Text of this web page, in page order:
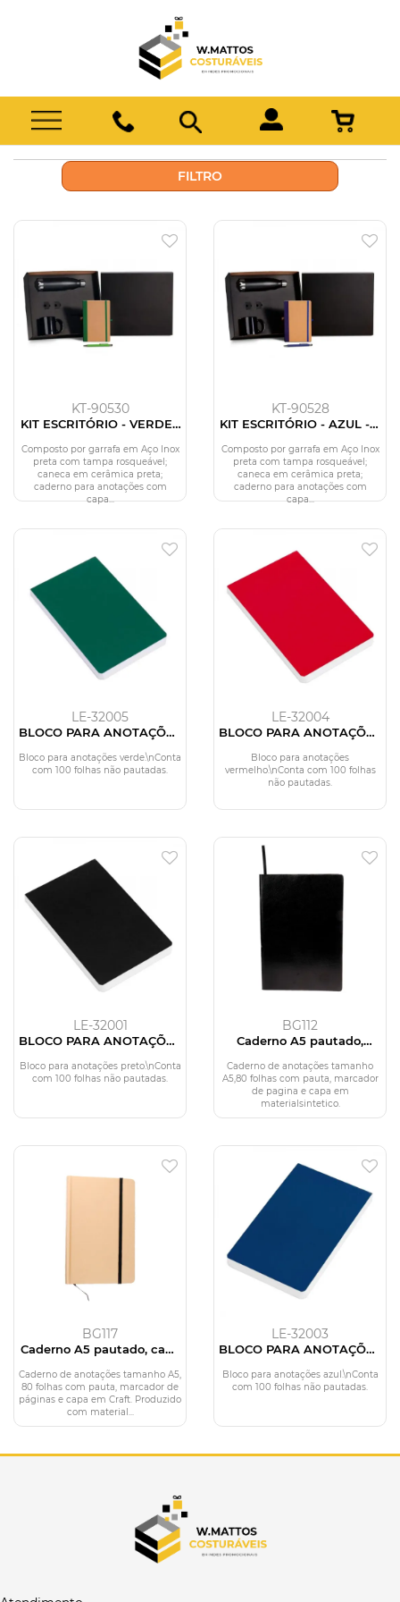
FILTRO
KT-90530
KIT ESCRITÓRIO - VERDE -
Composto por garrafa em Aço Inox
preta com tampa rosqueável;
caneca em cerâmica preta;
caderno para anotações com
capa...
KT-90528
KIT ESCRITÓRIO - AZUL - 4
Composto por garrafa em Aço Inox
preta com tampa rosqueável;
caneca em cerâmica preta;
caderno para anotações com
capa...
LE-32005
BLOCO PARA ANOTAÇÕES
SIMPLES - VERDE - 100
FLS
Bloco para anotações verde.\nConta
com 100 folhas não pautadas.
LE-32004
BLOCO PARA ANOTAÇÕES
SIMPLES - VERMELHO -
100 FLS
Bloco para anotações
vermelho.\nConta com 100 folhas
não pautadas.
LE-32001
BLOCO PARA ANOTAÇÕES
SIMPLES - PRETO - 100 FLS
Bloco para anotações preto.\nConta
com 100 folhas não pautadas.
BG112
Caderno A5 pautado,
Caderno de anotações tamanho
A5,80 folhas com pauta, marcador
de pagina e capa em
materialsintetico.
BG117
Caderno A5 pautado, capa
Caderno de anotações tamanho A5,
80 folhas com pauta, marcador de
páginas e capa em Craft. Produzido
com material...
LE-32003
BLOCO PARA ANOTAÇÕES
SIMPLES - AZUL - 100 FLS
Bloco para anotações azul.\nConta
com 100 folhas não pautadas.